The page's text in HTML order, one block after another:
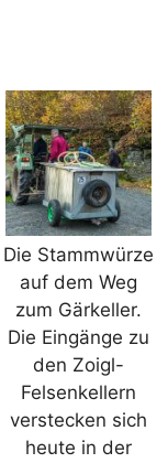
Die Stammwürze
auf dem Weg
zum Gärkeller.
Die Eingänge zu
den Zoigl-
Felsenkellern
verstecken sich
heute in der